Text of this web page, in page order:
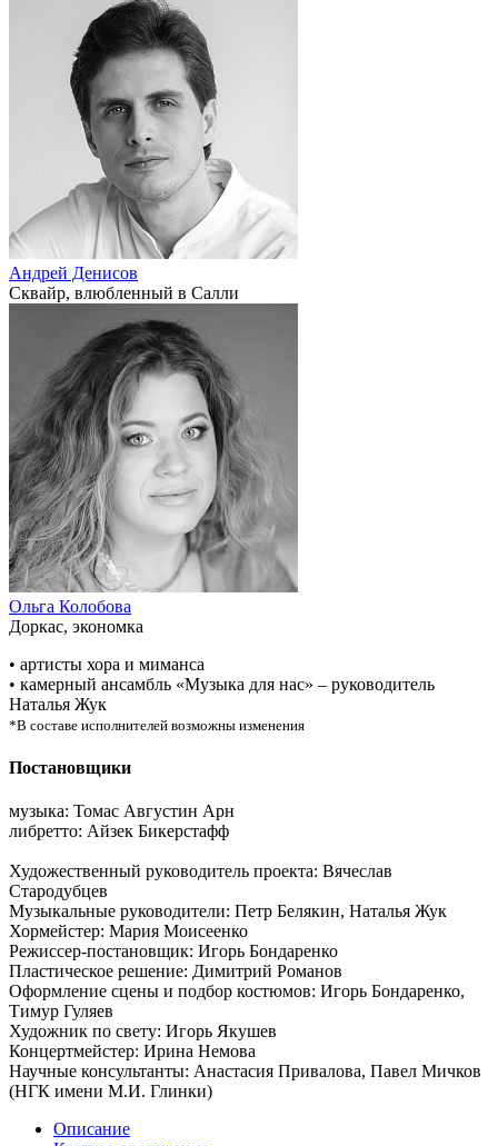
Андрей Денисов
Сквайр, влюбленный в Салли
Ольга Колобова
Доркас, экономка
• артисты хора и миманса
• камерный ансамбль «Музыка для нас» – руководитель
Наталья Жук
*В составе исполнителей возможны изменения
Постановщики
музыка: Томас Августин Арн
либретто: Айзек Бикерстафф
Художественный руководитель проекта: Вячеслав
Стародубцев
Музыкальные руководители: Петр Белякин, Наталья Жук
Хормейстер: Мария Моисеенко
Режиссер-постановщик: Игорь Бондаренко
Пластическое решение: Димитрий Романов
Оформление сцены и подбор костюмов: Игорь Бондаренко,
Тимур Гуляев
Художник по свету: Игорь Якушев
Концертмейстер: Ирина Немова
Научные консультанты: Анастасия Привалова, Павел Мичков
(НГК имени М.И. Глинки)
Описание